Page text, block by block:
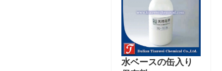
水ベースの缶入り